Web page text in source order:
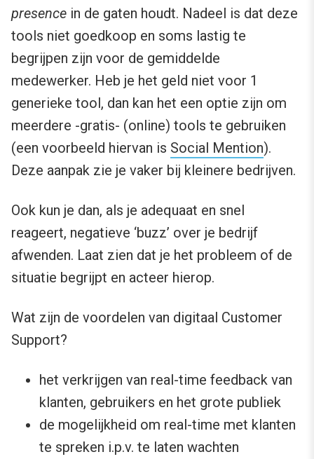
presence in de gaten houdt. Nadeel is dat deze
tools niet goedkoop en soms lastig te
begrijpen zijn voor de gemiddelde
medewerker. Heb je het geld niet voor 1
generieke tool, dan kan het een optie zijn om
meerdere -gratis- (online) tools te gebruiken
(een voorbeeld hiervan is Social Mention).
Deze aanpak zie je vaker bij kleinere bedrijven.
Ook kun je dan, als je adequaat en snel
reageert, negatieve ‘buzz’ over je bedrijf
afwenden. Laat zien dat je het probleem of de
situatie begrijpt en acteer hierop.
Wat zijn de voordelen van digitaal Customer
Support?
het verkrijgen van real-time feedback van
klanten, gebruikers en het grote publiek
de mogelijkheid om real-time met klanten
te spreken i.p.v. te laten wachten